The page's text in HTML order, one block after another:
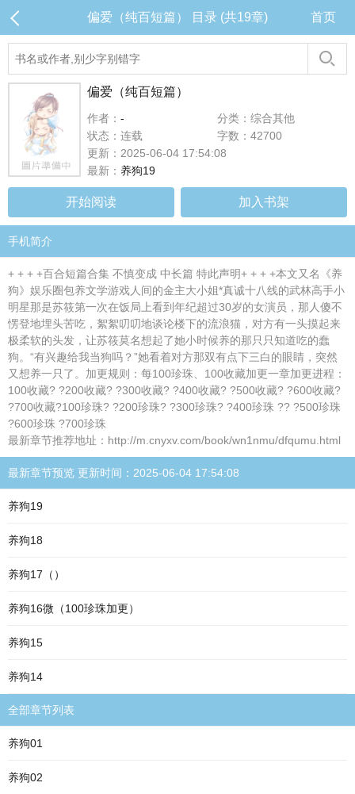
偏爱（纯百短篇） 目录 (共19章) 首页
偏爱（纯百短篇）
作者： -
分类：综合其他
状态：连载
字数：42700
更新：2025-06-04 17:54:08
最新： 养狗19
开始阅读 加入书架
手机简介
+ + + +百合短篇合集 不慎变成 中长篇 特此声明+ + + +本文又名《养
狗》娱乐圈包养文学游戏人间的金主大小姐*真诚十八线的武林高手小
明星那是苏筱第一次在饭局上看到年纪超过30岁的女演员，那人傻不
愣登地埋头苦吃，絮絮叨叨地谈论楼下的流浪猫，对方有一头摸起来
极柔软的头发，让苏筱莫名想起了她小时候养的那只只知道吃的蠢
狗。“有兴趣给我当狗吗？”她看着对方那双有点下三白的眼睛，突然
又想养一只了。加更规则：每100珍珠、100收藏加更一章加更进程：
100收藏? ?200收藏? ?300收藏? ?400收藏? ?500收藏? ?600收藏?
?700收藏?100珍珠? ?200珍珠? ?300珍珠? ?400珍珠 ?? ?500珍珠
?600珍珠 ?700珍珠
最新章节推荐地址：http://m.cnyxv.com/book/wn1nmu/dfqumu.html
最新章节预览 更新时间：2025-06-04 17:54:08
养狗19
养狗18
养狗17（）
养狗16微（100珍珠加更）
养狗15
养狗14
全部章节列表
养狗01
养狗02